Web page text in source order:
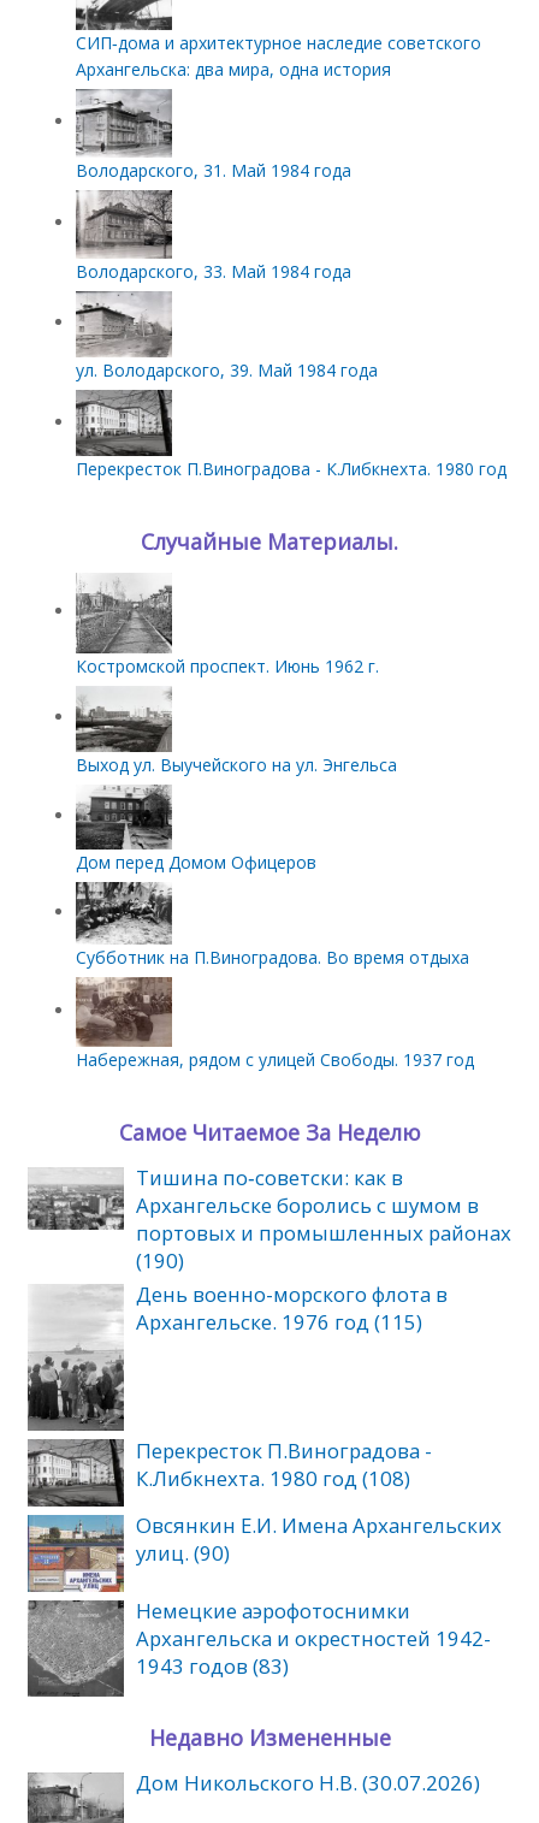
СИП‑дома и архитектурное наследие советского
Архангельска: два мира, одна история
Володарского, 31. Май 1984 года
Володарского, 33. Май 1984 года
ул. Володарского, 39. Май 1984 года
Перекресток П.Виноградова - К.Либкнехта. 1980 год
Случайные Материалы.
Костромской проспект. Июнь 1962 г.
Выход ул. Выучейского на ул. Энгельса
Дом перед Домом Офицеров
Субботник на П.Виноградова. Во время отдыха
Набережная, рядом с улицей Свободы. 1937 год
Самое Читаемое За Неделю
Тишина по‑советски: как в
Архангельске боролись с шумом в
портовых и промышленных районах
(190)
День военно-морского флота в
Архангельске. 1976 год (115)
Перекресток П.Виноградова -
К.Либкнехта. 1980 год (108)
Овсянкин Е.И. Имена Архангельских
улиц. (90)
Немецкие аэрофотоснимки
Архангельска и окрестностей 1942-
1943 годов (83)
Недавно Измененные
Дом Никольского Н.В. (30.07.2026)